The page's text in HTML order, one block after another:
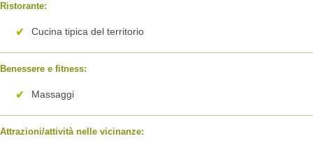
Ristorante:
Cucina tipica del territorio
Benessere e fitness:
Massaggi
Attrazioni/attività nelle vicinanze: